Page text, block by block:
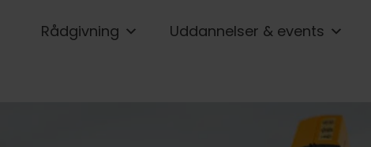
Rådgivning Uddannelser & events